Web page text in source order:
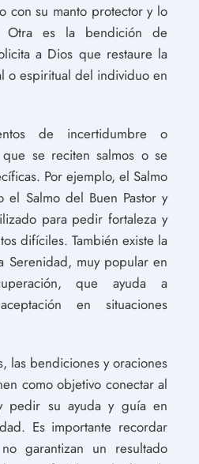
con su manto protector y lo
es la bendición de
a Dios que restaure la
o espiritual del individuo en
de incertidumbre o
se reciten salmos o se
Por ejemplo, el Salmo
el Salmo del Buen Pastor y
para pedir fortaleza y
difíciles. También existe la
Serenidad, muy popular en
que ayuda a
en situaciones
las bendiciones y oraciones
como objetivo conectar al
pedir su ayuda y guía en
Es importante recordar
garantizan un resultado